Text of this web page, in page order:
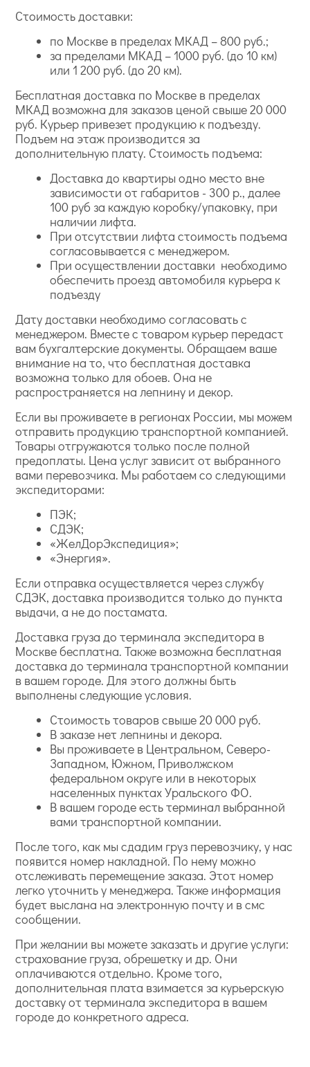
Стоимость доставки:
по Москве в пределах МКАД – 800 руб.;
за пределами МКАД – 1000 руб. (до 10 км)
или 1 200 руб. (до 20 км).
Бесплатная доставка по Москве в пределах
МКАД возможна для заказов ценой свыше 20 000
руб. Курьер привезет продукцию к подъезду.
Подъем на этаж производится за
дополнительную плату. Стоимость подъема:
Доставка до квартиры одно место вне
зависимости от габаритов - 300 р., далее
100 руб за каждую коробку/упаковку, при
наличии лифта.
При отсутствии лифта стоимость подъема
согласовывается с менеджером.
При осуществлении доставки необходимо
обеспечить проезд автомобиля курьера к
подъезду
Дату доставки необходимо согласовать с
менеджером. Вместе с товаром курьер передаст
вам бухгалтерские документы. Обращаем ваше
внимание на то, что бесплатная доставка
возможна только для обоев. Она не
распространяется на лепнину и декор.
Если вы проживаете в регионах России, мы можем
отправить продукцию транспортной компанией.
Товары отгружаются только после полной
предоплаты. Цена услуг зависит от выбранного
вами перевозчика. Мы работаем со следующими
экспедиторами:
ПЭК;
СДЭК;
«ЖелДорЭкспедиция»;
«Энергия».
Если отправка осуществляется через службу
СДЭК, доставка производится только до пункта
выдачи, а не до постамата.
Доставка груза до терминала экспедитора в
Москве бесплатна. Также возможна бесплатная
доставка до терминала транспортной компании
в вашем городе. Для этого должны быть
выполнены следующие условия.
Стоимость товаров свыше 20 000 руб.
В заказе нет лепнины и декора.
Вы проживаете в Центральном, Северо-
Западном, Южном, Приволжском
федеральном округе или в некоторых
населенных пунктах Уральского ФО.
В вашем городе есть терминал выбранной
вами транспортной компании.
После того, как мы сдадим груз перевозчику, у нас
появится номер накладной. По нему можно
отслеживать перемещение заказа. Этот номер
легко уточнить у менеджера. Также информация
будет выслана на электронную почту и в смс
сообщении.
При желании вы можете заказать и другие услуги:
страхование груза, обрешетку и др. Они
оплачиваются отдельно. Кроме того,
дополнительная плата взимается за курьерскую
доставку от терминала экспедитора в вашем
городе до конкретного адреса.